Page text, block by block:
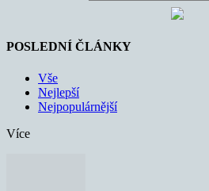
POSLEDNÍ ČLÁNKY
Vše
Nejlepší
Nejpopulárnější
Více